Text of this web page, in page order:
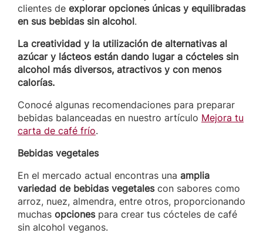
clientes de explorar opciones únicas y equilibradas
en sus bebidas sin alcohol.
La creatividad y la utilización de alternativas al
azúcar y lácteos están dando lugar a cócteles sin
alcohol más diversos, atractivos y con menos
calorías.
Conocé algunas recomendaciones para preparar
bebidas balanceadas en nuestro artículo Mejora tu
carta de café frío.
Bebidas vegetales
En el mercado actual encontras una amplia
variedad de bebidas vegetales con sabores como
arroz, nuez, almendra, entre otros, proporcionando
muchas opcionespara crear tus cócteles de café
sin alcohol veganos.